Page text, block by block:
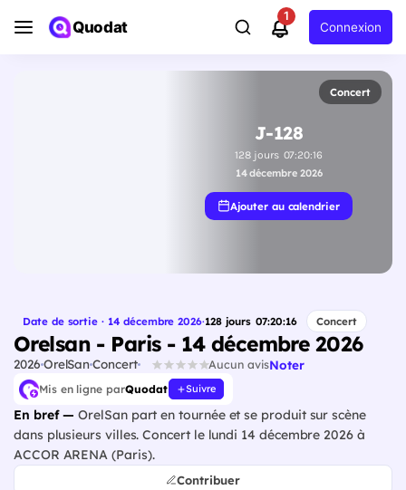
Quodat
1
Connexion
Concert
J-128
128jours 07:20:15
14 décembre 2026
Ajouter au calendrier
Date de sortie · 14 décembre 2026·128jours 07:20:15 Concert
Orelsan - Paris - 14 décembre 2026
2026 OrelSanConcert Aucun avisNoter
Mis en ligne parQuodat Suivre
En bref — OrelSan part en tournée et se produit sur scène
dans plusieurs villes. Concert le lundi 14 décembre 2026 à
ACCOR ARENA (Paris).
Contribuer